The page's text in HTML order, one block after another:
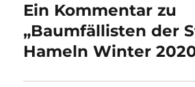
Ein Kommentar zu
„Baumfällisten der
Hameln Winter